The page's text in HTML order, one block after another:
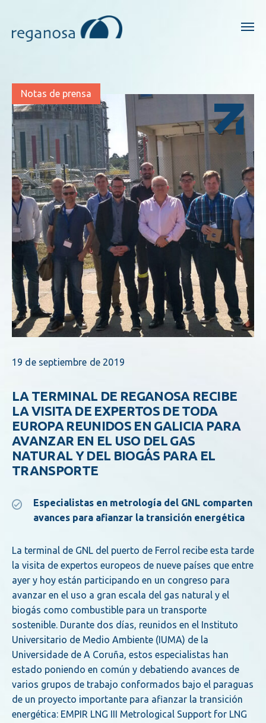
Notas de prensa
19 de septiembre de 2019
LA TERMINAL DE REGANOSA RECIBE
LA VISITA DE EXPERTOS DE TODA
EUROPA REUNIDOS EN GALICIA PARA
AVANZAR EN EL USO DEL GAS
NATURAL Y DEL BIOGÁS PARA EL
TRANSPORTE
Especialistas en metrología del GNL comparten
avances para afianzar la transición energética
La terminal de GNL del puerto de Ferrol recibe esta tarde
la visita de expertos europeos de nueve países que entre
ayer y hoy están participando en un congreso para
avanzar en el uso a gran escala del gas natural y el
biogás como combustible para un transporte
sostenible. Durante dos días, reunidos en el Instituto
Universitario de Medio Ambiente (IUMA) de la
Universidade de A Coruña, estos especialistas han
estado poniendo en común y debatiendo avances de
varios grupos de trabajo conformados bajo el paraguas
de un proyecto importante para afianzar la transición
energética: EMPIR LNG III Metrological Support for LNG